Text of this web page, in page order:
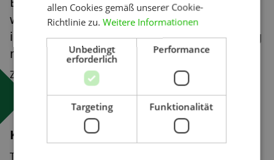
werde ich wahrgenommen und wie möchte
ich wahrgenommen werden? Hier darf ruhig
mit Klischees gespielt werden.
Zurück
Kontakt
Tiergartenstraße 32
allen Cookies gemäß unserer Cookie-
Richtlinie zu.Weitere Informationen
Unbedingt
erforderlich
Performance
Targeting Funktionalität